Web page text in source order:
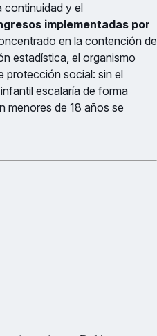
continuidad y el
implementadas por
en la contención de
estadística, el organismo
protección social: sin el
escalaría de forma
menores de 18 años se